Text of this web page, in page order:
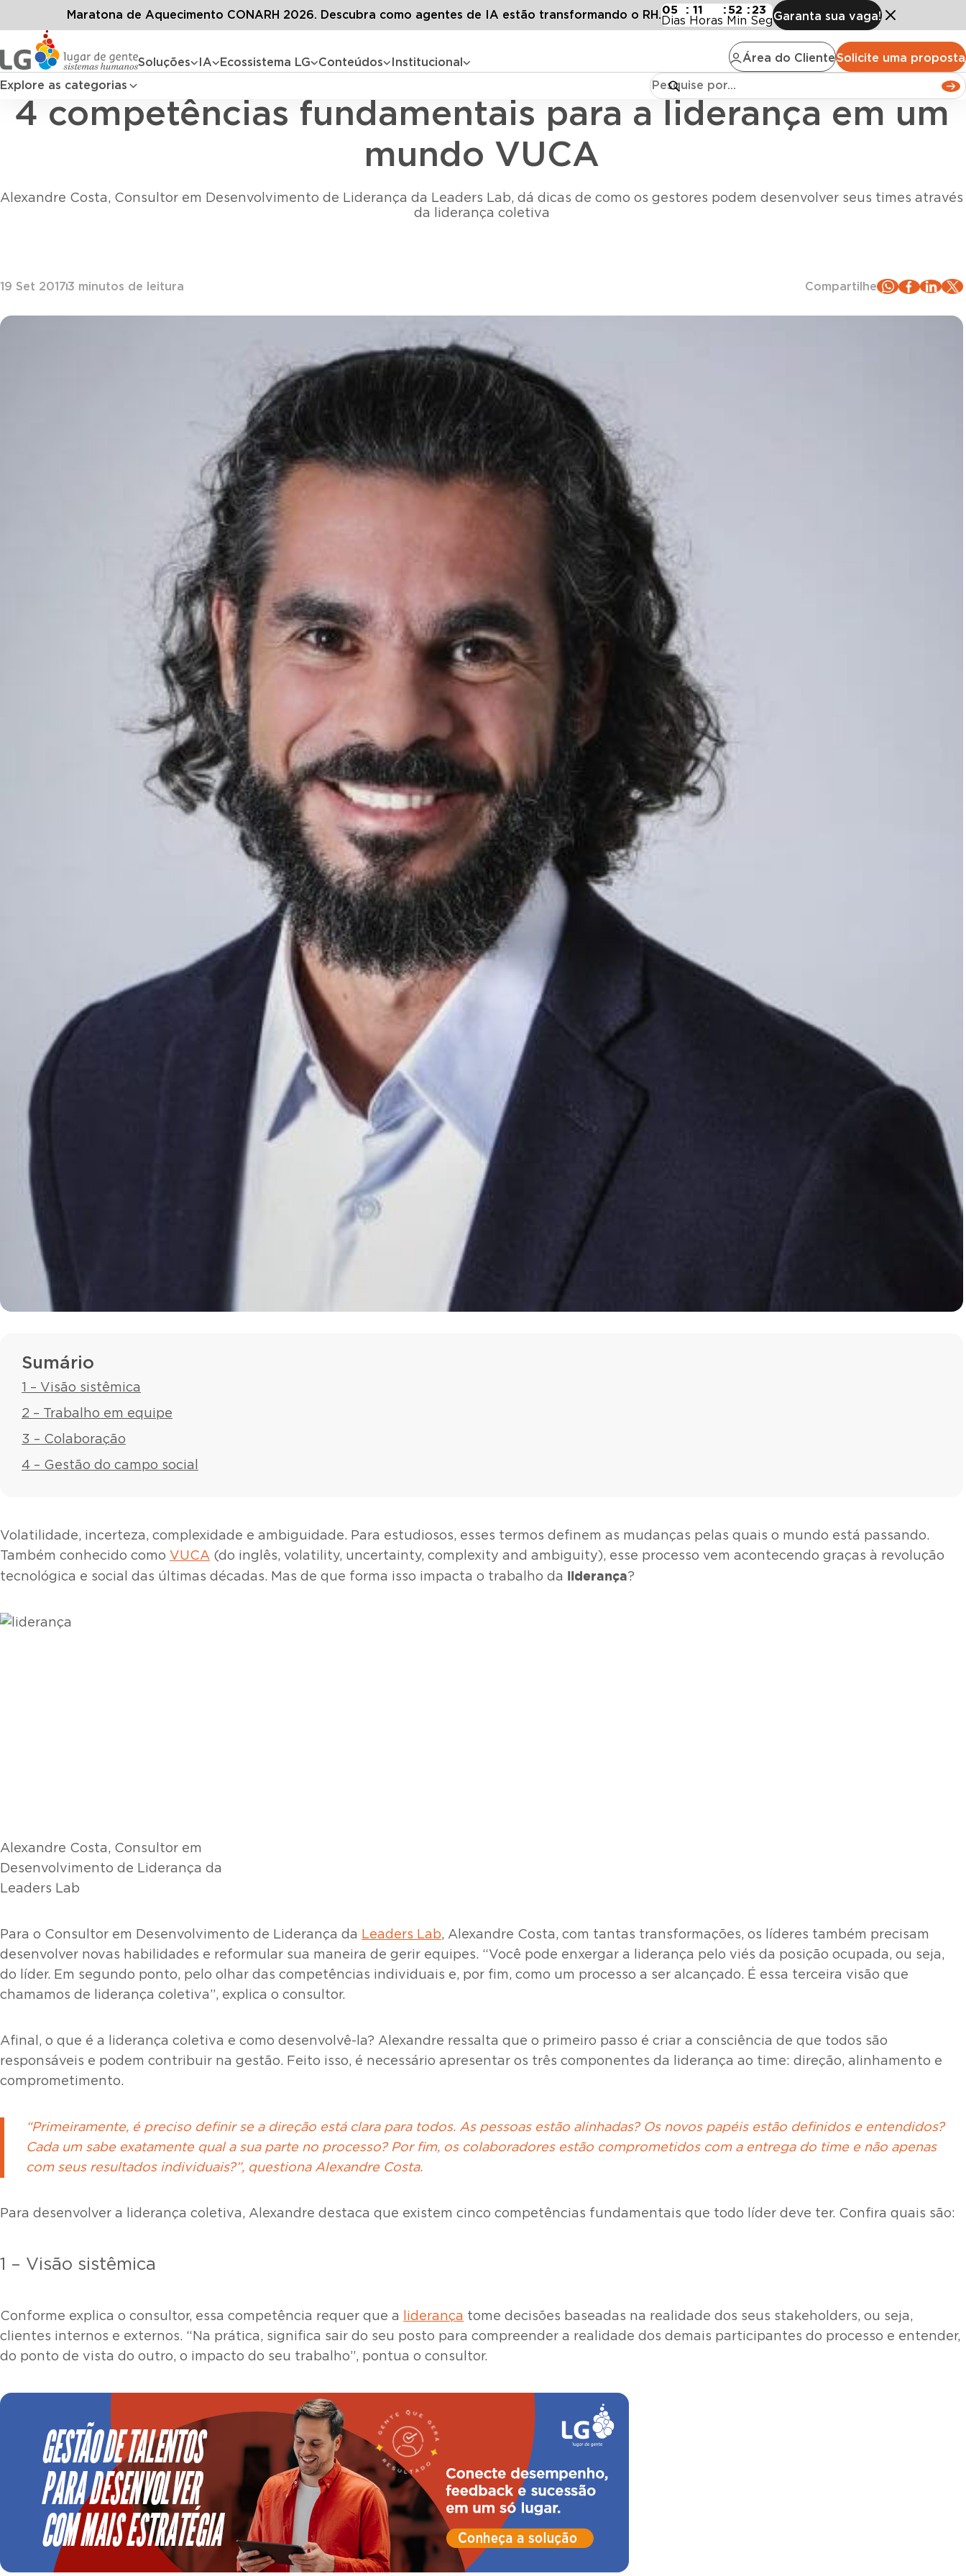
Soluções IA Ecossistema LG Conteúdos Institucional Área do ClienteSolicite uma proposta
Explore as categorias
Maratona de Aquecimento CONARH 2026. Descubra como agentes de IA estão transformando o RH.05
Dias
: 11
Horas
: 52
Min
: 21
SegGaranta sua vaga!
4 competências fundamentais para a liderança em um mundo VUCA
4 competências fundamentais para a liderança em um
mundo VUCA
Alexandre Costa, Consultor em Desenvolvimento de Liderança da Leaders Lab, dá dicas de como os gestores podem desenvolver seus times através
da liderança coletiva
19 Set 2017 3 minutos de leitura Compartilhe
Sumário
1 – Visão sistêmica
2 – Trabalho em equipe
3 – Colaboração
4 – Gestão do campo social
Volatilidade, incerteza, complexidade e ambiguidade. Para estudiosos, esses termos definem as mudanças pelas quais o mundo está passando.
Também conhecido como VUCA (do inglês, volatility, uncertainty, complexity and ambiguity), esse processo vem acontecendo graças à revolução
tecnológica e social das últimas décadas. Mas de que forma isso impacta o trabalho da liderança?
Alexandre Costa, Consultor em
Desenvolvimento de Liderança da
Leaders Lab
Para o Consultor em Desenvolvimento de Liderança da Leaders Lab, Alexandre Costa, com tantas transformações, os líderes também precisam
desenvolver novas habilidades e reformular sua maneira de gerir equipes. “Você pode enxergar a liderança pelo viés da posição ocupada, ou seja,
do líder. Em segundo ponto, pelo olhar das competências individuais e, por fim, como um processo a ser alcançado. É essa terceira visão que
chamamos de liderança coletiva”, explica o consultor.
Afinal, o que é a liderança coletiva e como desenvolvê-la? Alexandre ressalta que o primeiro passo é criar a consciência de que todos são
responsáveis e podem contribuir na gestão. Feito isso, é necessário apresentar os três componentes da liderança ao time: direção, alinhamento e
comprometimento.
“Primeiramente, é preciso definir se a direção está clara para todos. As pessoas estão alinhadas? Os novos papéis estão definidos e entendidos?
Cada um sabe exatamente qual a sua parte no processo? Por fim, os colaboradores estão comprometidos com a entrega do time e não apenas
com seus resultados individuais?”, questiona Alexandre Costa.
Para desenvolver a liderança coletiva, Alexandre destaca que existem cinco competências fundamentais que todo líder deve ter. Confira quais são:
1 – Visão sistêmica
Conforme explica o consultor, essa competência requer que a liderança tome decisões baseadas na realidade dos seus stakeholders, ou seja,
clientes internos e externos. “Na prática, significa sair do seu posto para compreender a realidade dos demais participantes do processo e entender,
do ponto de vista do outro, o impacto do seu trabalho”, pontua o consultor.